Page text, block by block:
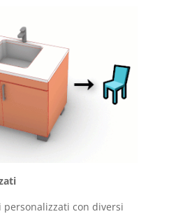
con diversi